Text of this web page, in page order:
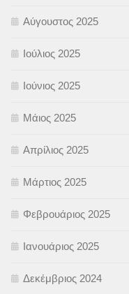
Αύγουστος 2025
Ιούλιος 2025
Ιούνιος 2025
Μάιος 2025
Απρίλιος 2025
Μάρτιος 2025
Φεβρουάριος 2025
Ιανουάριος 2025
Δεκέμβριος 2024